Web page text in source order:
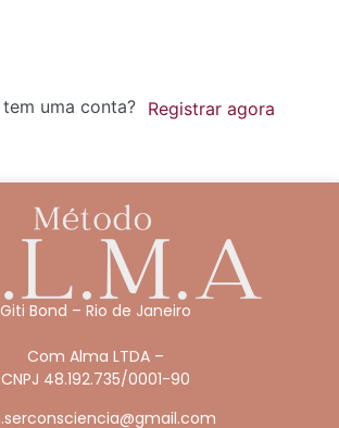
uma conta? Registrar agora
Giti Bond – Rio de Janeiro
Com Alma LTDA –
CNPJ 48.192.735/0001-90